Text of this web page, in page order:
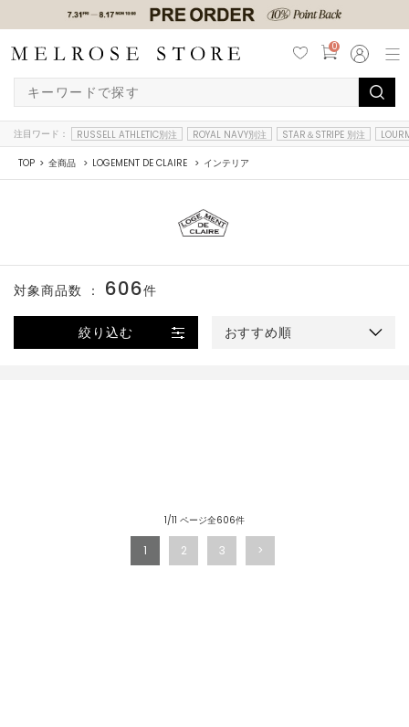
0
注目ワード： RUSSELL ATHLETIC別注 ROYAL NAVY別注 STAR＆STRIPE 別注
TOP 全商品 LOGEMENT DE CLAIRE インテリア
絞り込む おすすめ順
対象商品数 ： 606件
1/11 ページ全606件
1 2 3